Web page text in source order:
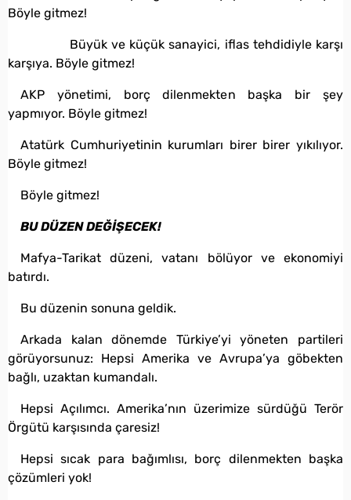
Böyle gitmez!
Büyük ve küçük sanayici, iflas tehdidiyle karşı
karşıya. Böyle gitmez!
AKP yönetimi, borç dilenmekten başka bir şey
yapmıyor. Böyle gitmez!
Atatürk Cumhuriyetinin kurumları birer birer yıkılıyor.
Böyle gitmez!
Böyle gitmez!
BU DÜZEN DEĞİŞECEK!
Mafya-Tarikat düzeni, vatanı bölüyor ve ekonomiyi
batırdı.
Bu düzenin sonuna geldik.
Arkada kalan dönemde Türkiye’yi yöneten partileri
görüyorsunuz: Hepsi Amerika ve Avrupa’ya göbekten
bağlı, uzaktan kumandalı.
Hepsi Açılımcı. Amerika’nın üzerimize sürdüğü Terör
Örgütü karşısında çaresiz!
Hepsi sıcak para bağımlısı, borç dilenmekten başka
çözümleri yok!